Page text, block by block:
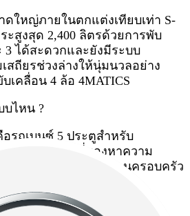
ดใหญ่ภายในตกแต่งเทียบเท่า S-
ะสูงสุด 2,400 ลิตรด้วยการพับ
3 ได้สะดวกและยังมีระบบ
สถียรช่วงล่างให้นุ่มนวลอย่าง
คลื่อน 4 ล้อ 4MATICS
บไหน ?
อรถเบนซ์ 5 ประตูสำหรับ
7 คน หรือคนที่มองหาความ
ขั้นสูงสุดที่สะท้อนตัวตนครอบครัว
ระดับ